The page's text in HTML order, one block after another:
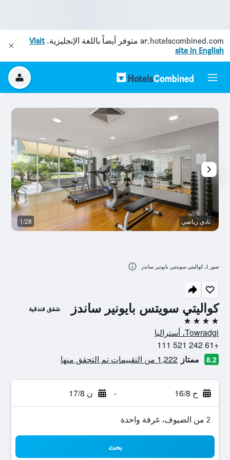
ar.hotelscombined.com متوفر أيضاً باللغة الإنجليزية.Visit
site in English
كواليتي سويتس بايونير ساندز شقق فندقية
4 نجوم
Towradgi، أستراليا
+61 242 521 111
8.2 ممتاز 1,222 من التقييمات تم التحقق منها
ح 16/8 - ن 17/8
2 من الضيوف، غرفة واحدة
بحث
نادي رياضي 1/28
صور لـ كواليتي سويتس بايونير ساندز